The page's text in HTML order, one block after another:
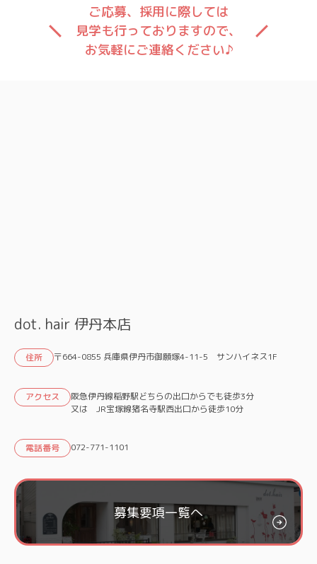
ご応募、採用に際しては
見学も行っておりますので、
お気軽にご連絡ください♪
dot. hair 伊丹本店
住所 〒664-0855 兵庫県伊丹市御願塚4-11-5 サンハイネス1F
アクセス
阪急伊丹線稲野駅どちらの出口からでも徒歩3分
又は JR宝塚線猪名寺駅西出口から徒歩10分
電話番号 072-771-1101
募集要項一覧へ